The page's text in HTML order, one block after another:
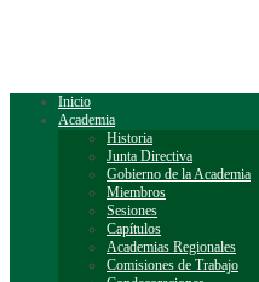
Inicio
Academia
Historia
Junta Directiva
Gobierno de la Academia
Miembros
Sesiones
Capítulos
Academias Regionales
Comisiones de Trabajo